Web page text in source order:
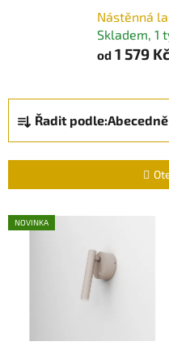
Nástěnná
Skladem, 1
od 1 579 Kč
Ř
a
z
n
í
p
Řadit podle:Abecedně
V
ý
NOVINKA